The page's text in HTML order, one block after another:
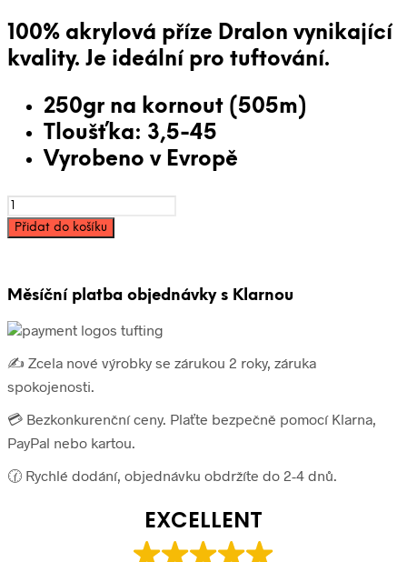
100% akrylová příze Dralon vynikající
kvality. Je ideální pro tuftování.
250gr na kornout (505m)
Tloušťka: 3,5-45
Vyrobeno v Evropě
Akrylová
kobercová
příze
-
množství
Přidat do košíku
Měsíční platba objednávky s Klarnou
✍️ Zcela nové výrobky se zárukou 2 roky, záruka
spokojenosti.
💳 Bezkonkurenční ceny. Plaťte bezpečně pomocí Klarna,
PayPal nebo kartou.
🕜 Rychlé dodání, objednávku obdržíte do 2-4 dnů.
EXCELLENT